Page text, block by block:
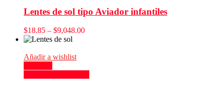
Lentes de sol tipo Aviador infantiles
$18.85 – $9,048.00
Añadir a wishlist